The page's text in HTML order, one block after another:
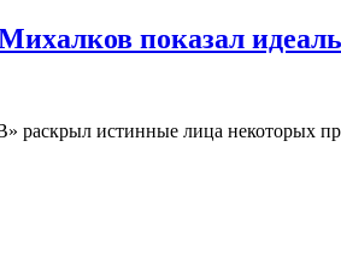
показал
истинные лица некоторых